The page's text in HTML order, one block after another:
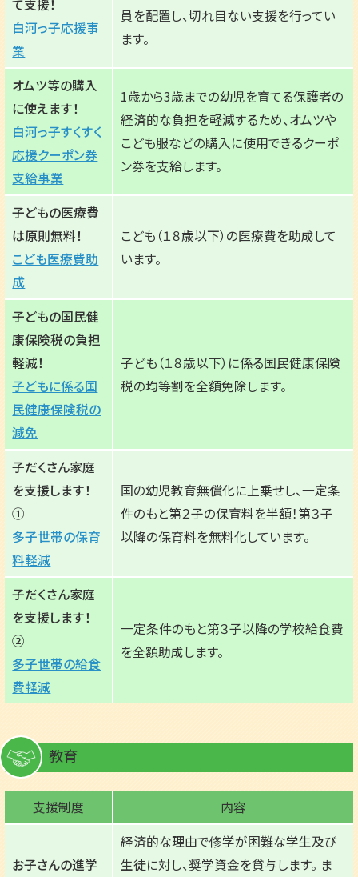
て支援！
白河っ子応援事
業
員を配置し、切れ目ない支援を行ってい
ます。
オムツ等の購入
に使えます！
白河っ子すくすく
応援クーポン券
支給事業
1歳から3歳までの幼児を育てる保護者の
経済的な負担を軽減するため、オムツや
こども服などの購入に使用できるクーポ
ン券を支給します。
子どもの医療費
は原則無料！
こども医療費助
成
こども（１８歳以下）の医療費を助成して
います。
子どもの国民健
康保険税の負担
軽減！
子どもに係る国
民健康保険税の
減免
子ども（１８歳以下）に係る国民健康保険
税の均等割を全額免除します。
子だくさん家庭
を支援します！
①
多子世帯の保育
料軽減
国の幼児教育無償化に上乗せし、一定条
件のもと第２子の保育料を半額！第３子
以降の保育料を無料化しています。
子だくさん家庭
を支援します！
②
多子世帯の給食
費軽減
一定条件のもと第３子以降の学校給食費
を全額助成します。
教育
支援制度 内容
お子さんの進学
経済的な理由で修学が困難な学生及び
生徒に対し、奨学資金を貸与します。 ま